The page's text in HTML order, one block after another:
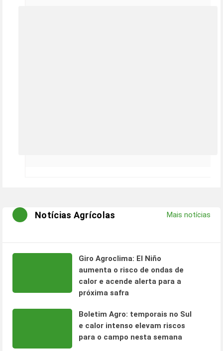
Notícias Agrícolas Mais notícias
Giro Agroclima: El Niño
aumenta o risco de ondas de
calor e acende alerta para a
próxima safra
Boletim Agro: temporais no Sul
e calor intenso elevam riscos
para o campo nesta semana